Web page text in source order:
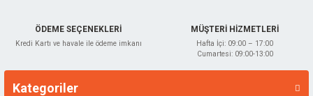
ÖDEME SEÇENEKLERİ
Kredi Kartı ve havale ile ödeme imkanı
MÜŞTERİ HİZMETLERİ
Hafta İçi: 09:00 – 17:00
Cumartesi: 09:00-13:00
Kategoriler
Markalar